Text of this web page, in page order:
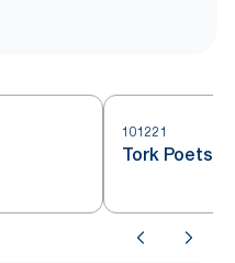
101221
Tork